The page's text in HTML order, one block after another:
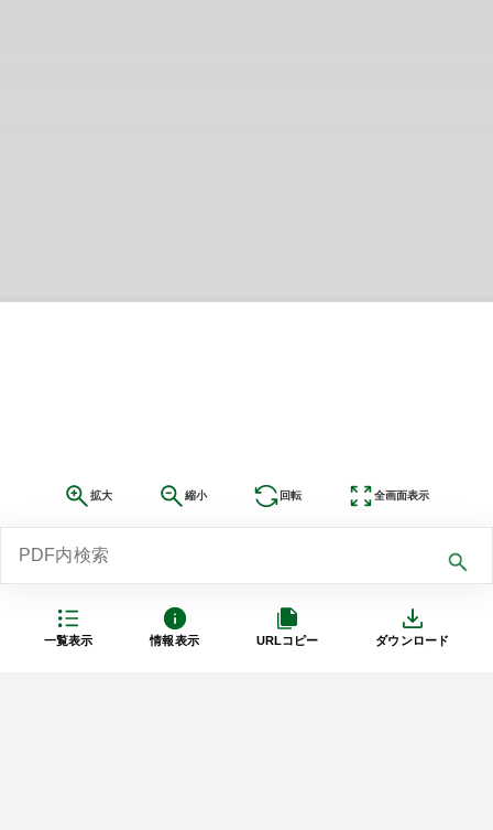
一覧表示 情報表示 URLコピー ダウンロード
拡大 縮小 回転 全画面表示